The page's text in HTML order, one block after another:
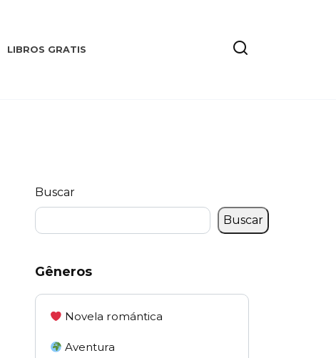
LIBROS GRATIS
Buscar
Buscar
Gêneros
Novela romántica
Aventura